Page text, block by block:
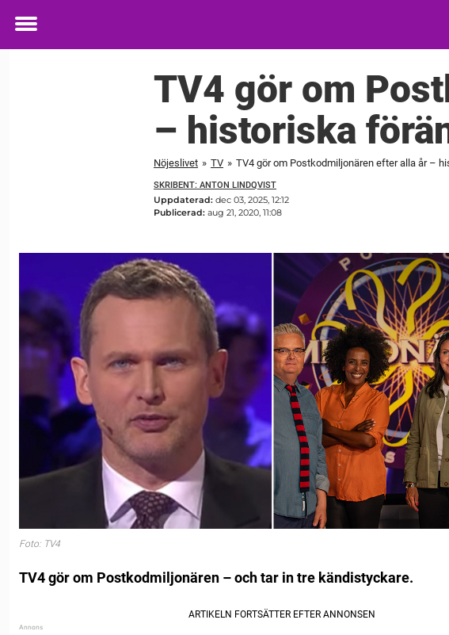
Toggle
TV4 gör om
– historiska
Nöjeslivet » TV » TV4 gör om Postkodmiljonären efter alla år –
SKRIBENT: ANTON LINDQVIST
Uppdaterad: dec 03, 2025, 12:12
Publicerad: aug 21, 2020, 11:08
Foto: TV4
TV4 gör om Postkodmiljonären – och tar in tre kändistyckare.